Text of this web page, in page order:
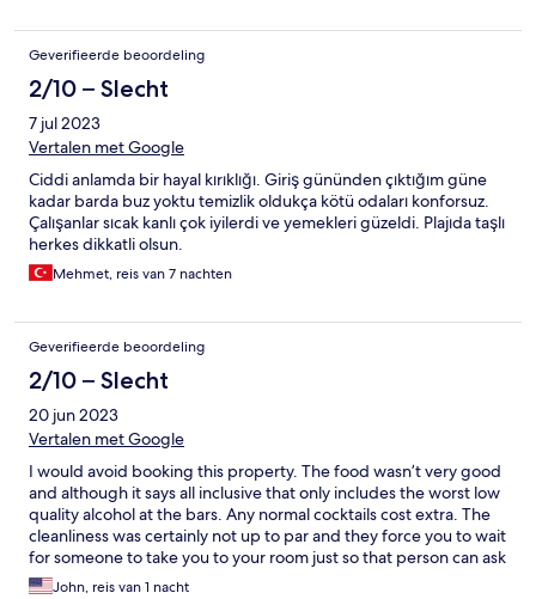
Geverifieerde beoordeling
2/10 – Slecht
7 jul 2023
Vertalen met Google
Ciddi anlamda bir hayal kırıklığı. Giriş gününden çıktığım güne
kadar barda buz yoktu temizlik oldukça kötü odaları konforsuz.
Çalışanlar sıcak kanlı çok iyilerdi ve yemekleri güzeldi. Plajıda taşlı
herkes dikkatli olsun.
Mehmet, reis van 7 nachten
Geverifieerde beoordeling
2/10 – Slecht
20 jun 2023
Vertalen met Google
I would avoid booking this property. The food wasn’t very good
and although it says all inclusive that only includes the worst low
quality alcohol at the bars. Any normal cocktails cost extra. The
cleanliness was certainly not up to par and they force you to wait
for someone to take you to your room just so that person can ask
you for money. I will not be staying here again
John, reis van 1 nacht